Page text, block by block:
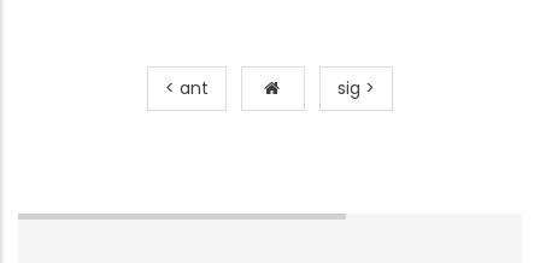
< ant sig >